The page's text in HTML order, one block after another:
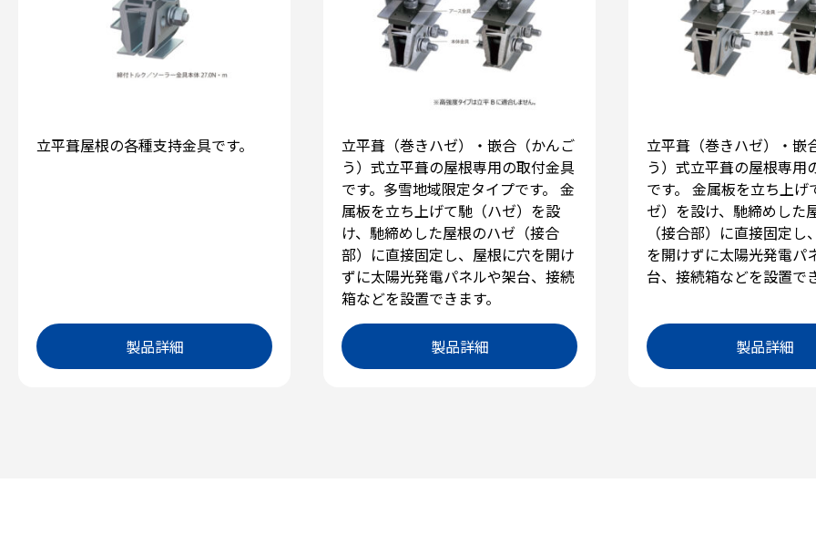
立平葺屋根の各種支持金具です。
製品詳細
立平葺（巻きハゼ）・嵌合（かんご
う）式立平葺の屋根専用の取付金具
です。多雪地域限定タイプです。 金
属板を立ち上げて馳（ハゼ）を設
け、馳締めした屋根のハゼ（接合
部）に直接固定し、屋根に穴を開け
ずに太陽光発電パネルや架台、接続
箱などを設置できます。
製品詳細
立平葺（巻きハゼ）・嵌
う）式立平葺の屋根専用
です。 金属板を立ち上げ
ゼ）を設け、馳締めした
（接合部）に直接固定し
を開けずに太陽光発電パ
台、接続箱などを設置で
製品詳細